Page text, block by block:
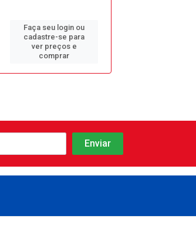
Faça seu login ou
cadastre-se para
ver preços e
comprar